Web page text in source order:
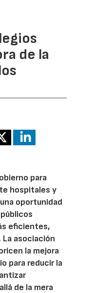
de la
para
hospitales y
oportunidad
eficientes,
asociación
la mejora
para reducir la
de la mera